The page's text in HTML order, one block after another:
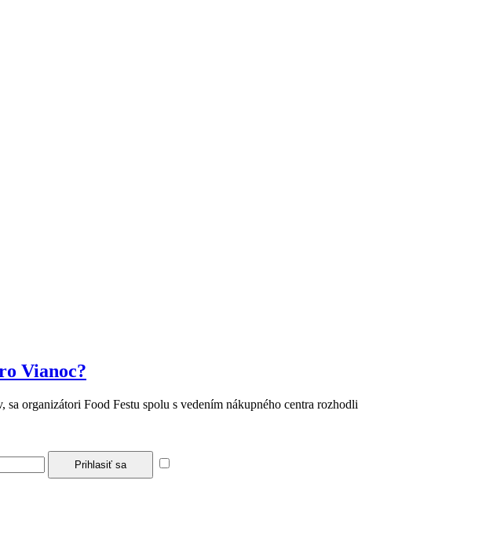
Vianoc?
organizátori Food Festu spolu s vedením nákupného centra rozhodli